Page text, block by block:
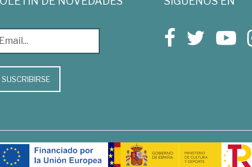
SUSCRIBIRSE